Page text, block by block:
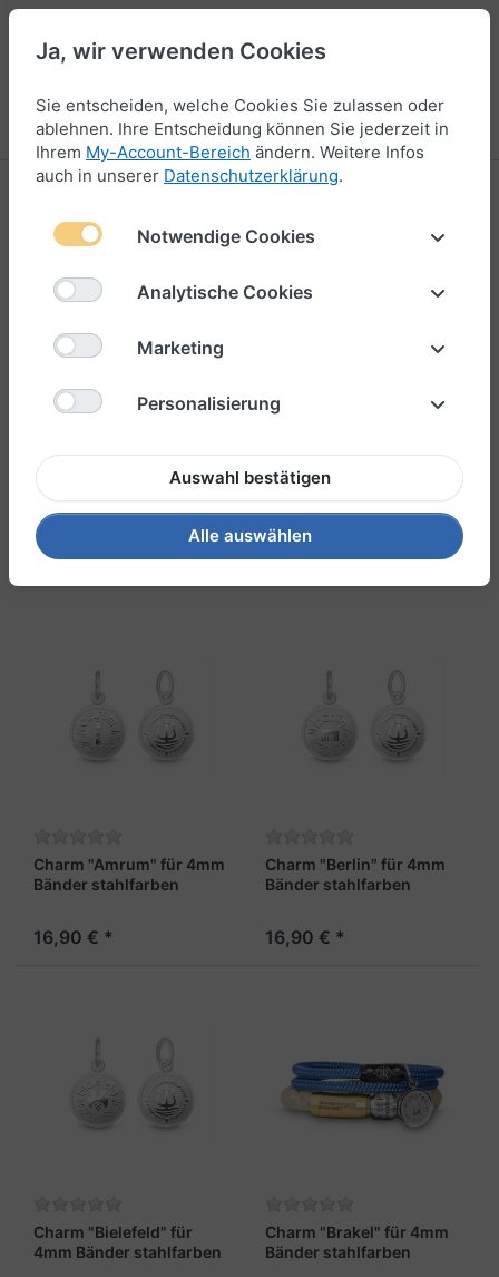
Menü Anmelden Vergleichen Wunschliste Warenkorb
1-24von66
Für unsere 4 mm Armbänder stehenfiligrane Anhänger
stylischen
Icondeiner Lieblingsstadt zur Auswahl. Ob Köln,
Ein einzigartiges Geschenk, ob zum Geburtstag, Jahrestag
Filtern & Sortieren
Charm "Amrum" für 4mm
Bänder stahlfarben
16,90 € *
Charm "Berlin" für 4mm
Bänder stahlfarben
16,90 € *
Charm "Bielefeld" für
4mm Bänder stahlfarben
Charm "Brakel" für 4mm
Bänder stahlfarben
Ja, wir verwenden Cookies
Sie entscheiden, welche Cookies Sie zulassen oder
ablehnen. Ihre Entscheidung können Sie jederzeit in
Ihrem My-Account-Bereich ändern. Weitere Infos
auch in unserer Datenschutzerklärung.
Notwendige Cookies
Analytische Cookies
Marketing
Personalisierung
Auswahl bestätigen
Alle auswählen